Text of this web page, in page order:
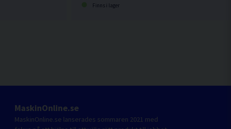
Finns i lager
MaskinOnline.se
MaskinOnline.se lanserades sommaren 2021 med